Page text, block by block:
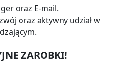
oraz E-mail.
oraz aktywny udział w
ZAROBKI!